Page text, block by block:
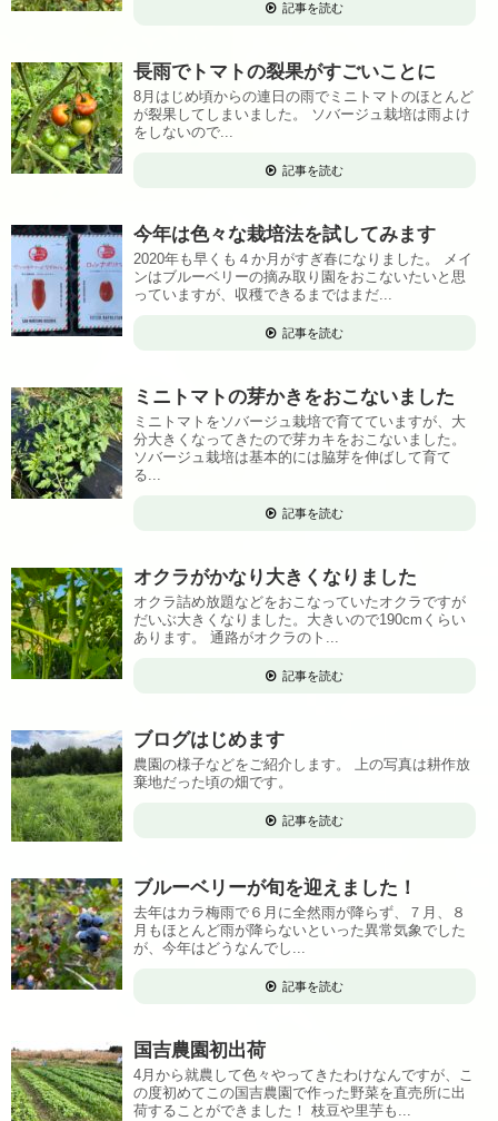
記事を読む
長雨でトマトの裂果がすごいことに
8月はじめ頃からの連日の雨でミニトマトのほとんど
が裂果してしまいました。 ソバージュ栽培は雨よけ
をしないので...
記事を読む
今年は色々な栽培法を試してみます
2020年も早くも４か月がすぎ春になりました。 メイ
ンはブルーベリーの摘み取り園をおこないたいと思
っていますが、収穫できるまではまだ...
記事を読む
ミニトマトの芽かきをおこないました
ミニトマトをソバージュ栽培で育てていますが、大
分大きくなってきたので芽カキをおこないました。
ソバージュ栽培は基本的には脇芽を伸ばして育て
る...
記事を読む
オクラがかなり大きくなりました
オクラ詰め放題などをおこなっていたオクラですが
だいぶ大きくなりました。大きいので190cmくらい
あります。 通路がオクラのト...
記事を読む
ブログはじめます
農園の様子などをご紹介します。 上の写真は耕作放
棄地だった頃の畑です。
記事を読む
ブルーベリーが旬を迎えました！
去年はカラ梅雨で６月に全然雨が降らず、７月、８
月もほとんど雨が降らないといった異常気象でした
が、今年はどうなんでし...
記事を読む
国吉農園初出荷
4月から就農して色々やってきたわけなんですが、こ
の度初めてこの国吉農園で作った野菜を直売所に出
荷することができました！ 枝豆や里芋も...